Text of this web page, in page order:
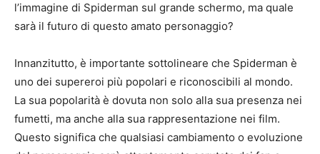
l’immagine di Spiderman sul grande schermo, ma quale
sarà il futuro di questo amato personaggio?
Innanzitutto, è importante sottolineare che Spiderman è
uno dei supereroi più popolari e riconoscibili al mondo.
La sua popolarità è dovuta non solo alla sua presenza nei
fumetti, ma anche alla sua rappresentazione nei film.
Questo significa che qualsiasi cambiamento o evoluzione